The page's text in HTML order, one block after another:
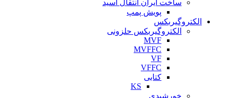
ساخت ایران انتقال اسید
پویش پمپ
الکتروگیربکس
الکتروگیربکس حلزونی
MVF
MVFFC
VF
VFFC
کتابی
KS
خورشیدی